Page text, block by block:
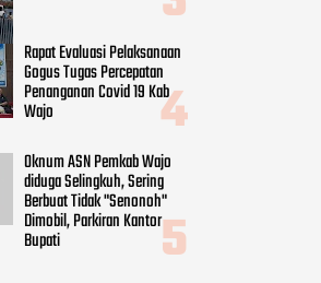
Rapat Evaluasi Pelaksanaan
Gogus Tugas Percepatan
Penanganan Covid 19 Kab
Wajo
Oknum ASN Pemkab Wajo
diduga Selingkuh, Sering
Berbuat Tidak "Senonoh"
Dimobil, Parkiran Kantor
Bupati